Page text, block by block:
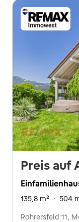
Preis auf
135,8 m² · 504
Rohrersfeld 11,